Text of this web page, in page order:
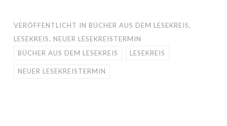
VERÖFFENTLICHT IN BÜCHER AUS DEM LESEKREIS,
LESEKREIS, NEUER LESEKREISTERMIN
BÜCHER AUS DEM LESEKREIS
LESEKREIS
NEUER LESEKREISTERMIN